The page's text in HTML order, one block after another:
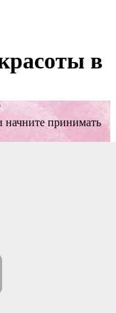
в
начните принимать